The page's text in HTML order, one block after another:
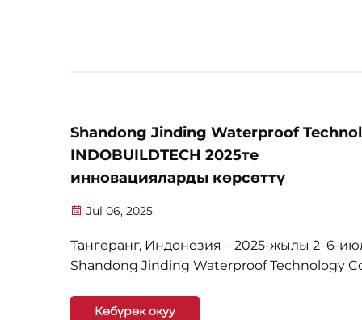
Shandong Jinding Waterproof
INDOBUILDTECH 2025те
инновацияларды көрсөттү
Jul 06, 2025
Тангеранг, Индонезия – 2025-жылы 2–6-
Shandong Jinding Waterproof Technology
Exhibition (ICE) базасында өткөн жакынкы
Көбүрөк окуу